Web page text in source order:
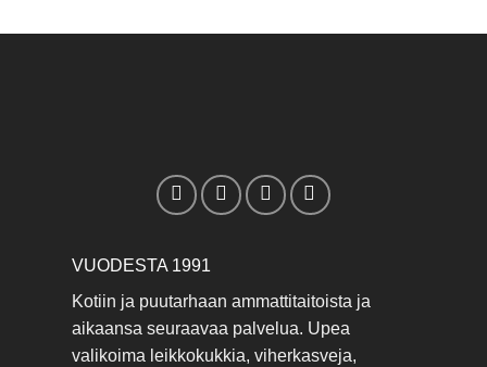
VUODESTA 1991
Kotiin ja puutarhaan ammattitaitoista ja
aikaansa seuraavaa palvelua. Upea
valikoima leikkokukkia, viherkasveja,